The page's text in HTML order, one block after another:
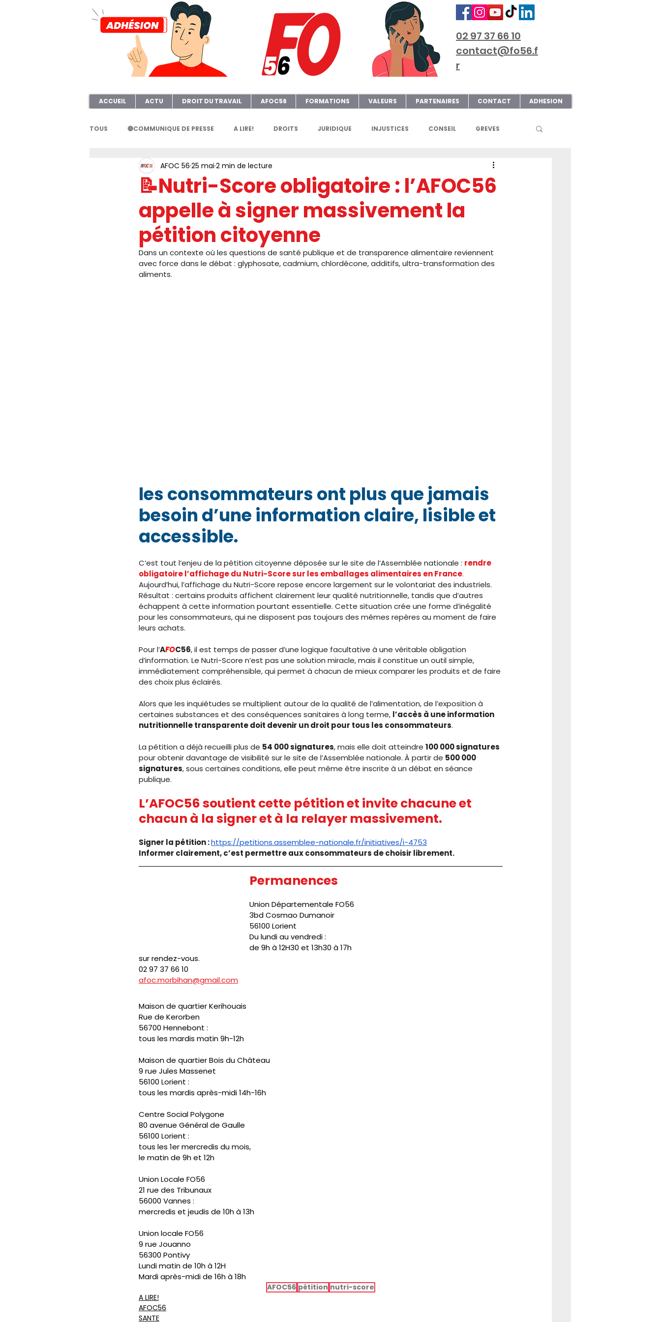
02 97 37 66 10
contact@fo56.f
r
ACCUEIL ACTU DROIT DU TRAVAIL AFOC56 FORMATIONS VALEURS PARTENAIRES CONTACT ADHESION
TOUS 🔴COMMUNIQUE DE PRESSE A LIRE! DROITS JURIDIQUE INJUSTICES CONSEIL GREVES
FORMATION AFOC56 AGENDA FGTAFO ART & CULTURE
ELECTION TPE Questionnaire AFOC Sondage Dates Formations Syndicales ELECTIONS
JOURNAL FO56 PRESSE
📝Nutri-Score obligatoire : l’AFOC56
appelle à signer massivement la
pétition citoyenne
AFOC 56 25 mai 2 min de lecture
Dans un contexte où les questions de santé publique et de transparence alimentaire reviennent
avec force dans le débat : glyphosate, cadmium, chlordécone, additifs, ultra-transformation des
aliments.
les consommateurs ont plus que jamais
besoin d’une information claire, lisible et
accessible.
C’est tout l’enjeu de la pétition citoyenne déposée sur le site de l’Assemblée nationale : rendre
obligatoire l’affichage du Nutri-Score sur les emballages alimentaires en France.
Aujourd’hui, l’affichage du Nutri-Score repose encore largement sur le volontariat des industriels.
Résultat : certains produits affichent clairement leur qualité nutritionnelle, tandis que d’autres
échappent à cette information pourtant essentielle. Cette situation crée une forme d’inégalité
pour les consommateurs, qui ne disposent pas toujours des mêmes repères au moment de faire
leurs achats.
Pour l’AFOC56, il est temps de passer d’une logique facultative à une véritable obligation
d’information. Le Nutri-Score n’est pas une solution miracle, mais il constitue un outil simple,
immédiatement compréhensible, qui permet à chacun de mieux comparer les produits et de faire
des choix plus éclairés.
Alors que les inquiétudes se multiplient autour de la qualité de l’alimentation, de l’exposition à
certaines substances et des conséquences sanitaires à long terme, l’accès à une information
nutritionnelle transparente doit devenir un droit pour tous les consommateurs.
La pétition a déjà recueilli plus de 54 000 signatures, mais elle doit atteindre 100 000 signatures
pour obtenir davantage de visibilité sur le site de l’Assemblée nationale. À partir de 500 000
signatures, sous certaines conditions, elle peut même être inscrite à un débat en séance
publique.
L’AFOC56 soutient cette pétition et invite chacune et
chacun à la signer et à la relayer massivement.
Signer la pétition : https://petitions.assemblee-nationale.fr/initiatives/i-4753
Informer clairement, c’est permettre aux consommateurs de choisir librement.
Permanences
Union Départementale FO56
3bd Cosmao Dumanoir
56100 Lorient
Du lundi au vendredi :
de 9h à 12H30 et 13h30 à 17h
sur rendez-vous.
02 97 37 66 10
afoc.morbihan@gmail.com
Maison de quartier Kerihouais
Rue de Kerorben
56700 Hennebont :
tous les mardis matin 9h-12h
Maison de quartier Bois du Château
9 rue Jules Massenet
56100 Lorient :
tous les mardis après-midi 14h-16h
Centre Social Polygone
80 avenue Général de Gaulle
56100 Lorient :
tous les 1er mercredis du mois,
le matin de 9h et 12h
Union Locale FO56
21 rue des Tribunaux
56000 Vannes :
mercredis et jeudis de 10h à 13h
Union locale FO56
9 rue Jouanno
56300 Pontivy
Lundi matin de 10h à 12H
Mardi après-midi de 16h à 18h
AFOC56 pétition nutri-score
A LIRE!
AFOC56
SANTE